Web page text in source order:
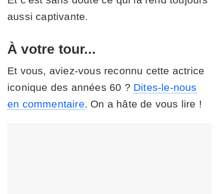
aussi captivante.
À votre tour...
Et vous, aviez-vous reconnu cette actrice
iconique des années 60 ? Dites-le-nous
en commentaire. On a hâte de vous lire !